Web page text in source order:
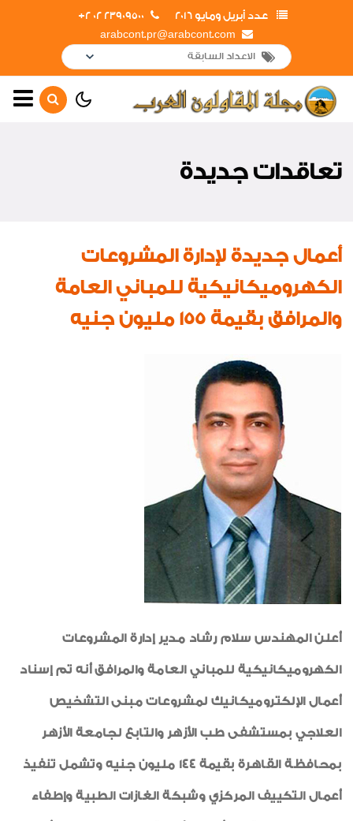
عدد أبريل ومايو 2016
23909500 02 2+
arabcont.pr@arabcont.com
شكر وتقدير
لقاءات واجتماعات
تعاقدات جديدة
تعاقدات جديدة
أعمال جديدة لإدارة المشروعات
الكهروميكانيكية للمباني العامة
والمرافق بقيمة 155 مليون جنيه
أعلن المهندس سلام رشاد مدير إدارة المشروعات
الكهروميكانيكية للمباني العامة والمرافق أنه تم إسناد
أعمال الإلكتروميكانيك لمشروعات مبنى التشخيص
العلاجي بمستشفى طب الأزهر والتابع لجامعة الأزهر
بمحافظة القاهرة بقيمة 144 مليون جنيه وتشمل تنفيذ
أعمال التكييف المركزي وشبكة الغازات الطبية وإطفاء